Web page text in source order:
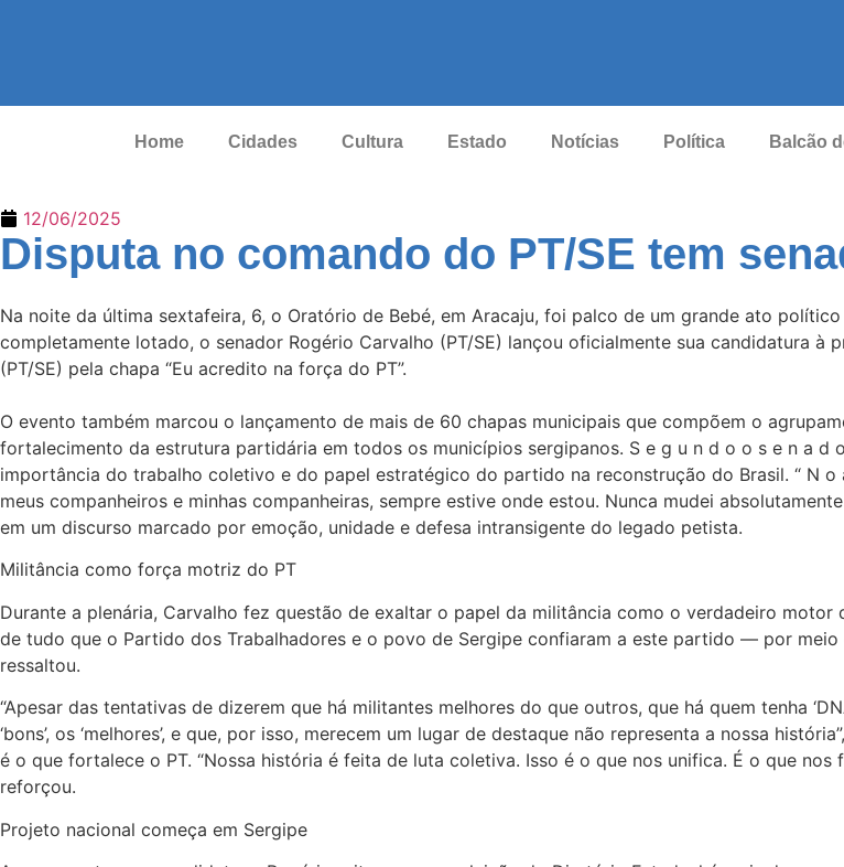
Home Cidades Cultura Estado Notícias Política Balcão
12/06/2025
Disputa no comando do PT/SE tem
Na noite da última sextafeira, 6, o Oratório de Bebé, em Aracaju, foi palco de um grande ato
completamente lotado, o senador Rogério Carvalho (PT/SE) lançou oficialmente sua candidatura
(PT/SE) pela chapa “Eu acredito na força do PT”.
O evento também marcou o lançamento de mais de 60 chapas municipais que compõem o
fortalecimento da estrutura partidária em todos os municípios sergipanos. S e g u n d o o s e n a
importância do trabalho coletivo e do papel estratégico do partido na reconstrução do Brasil. “ N
meus companheiros e minhas companheiras, sempre estive onde estou. Nunca mudei
em um discurso marcado por emoção, unidade e defesa intransigente do legado petista.
Militância como força motriz do PT
Durante a plenária, Carvalho fez questão de exaltar o papel da militância como o verdadeiro
de tudo que o Partido dos Trabalhadores e o povo de Sergipe confiaram a este partido — por
ressaltou.
“Apesar das tentativas de dizerem que há militantes melhores do que outros, que há quem tenha
‘bons’, os ‘melhores’, e que, por isso, merecem um lugar de destaque não representa a nossa
é o que fortalece o PT. “Nossa história é feita de luta coletiva. Isso é o que nos unifica. É o que
reforçou.
Projeto nacional começa em Sergipe